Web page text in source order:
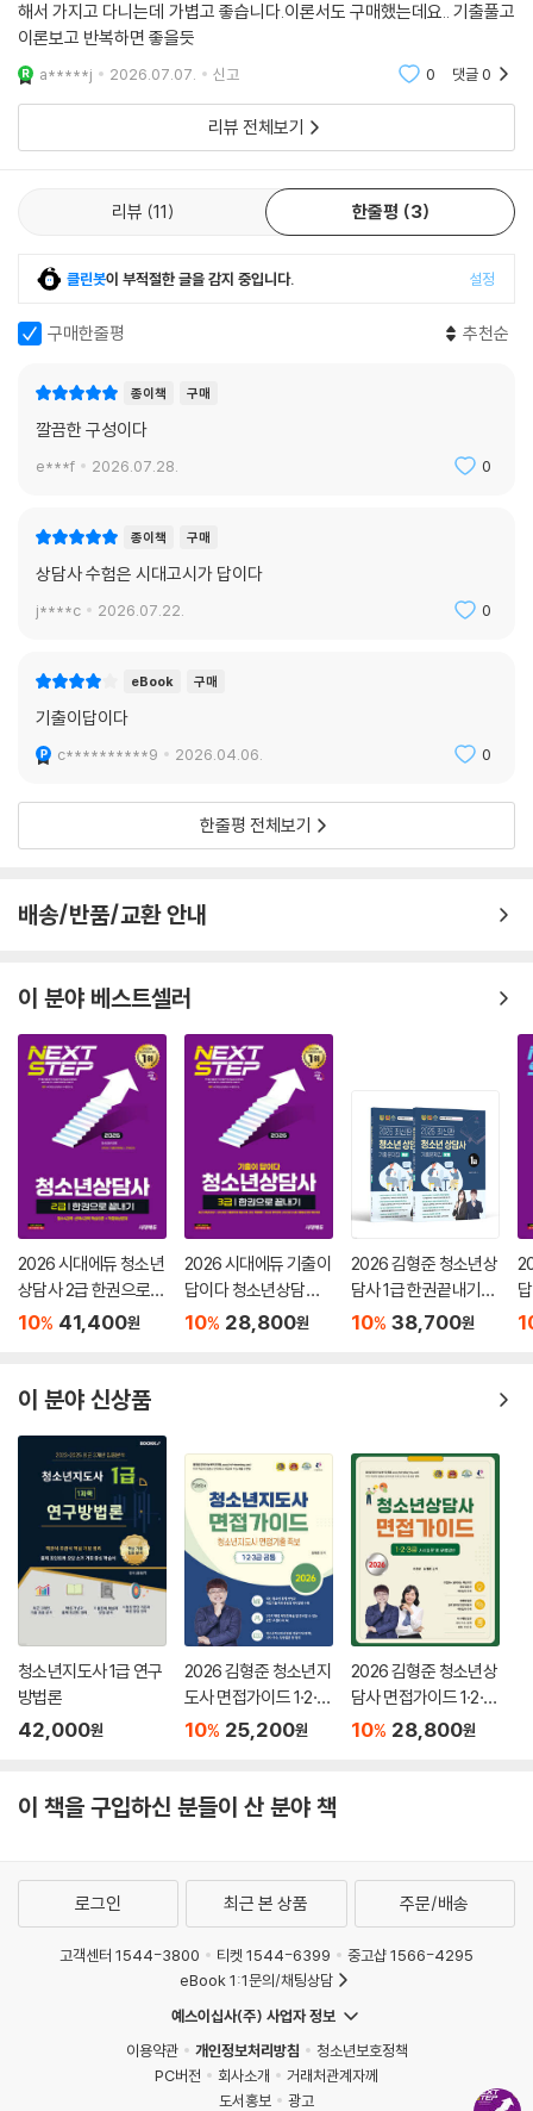
해서 가지고 다니는데 가볍고 좋습니다.이론서도 구매했는데요.. 기출풀고
이론보고 반복하면 좋을듯
a*****j 2026.07.07. 신고 0 댓글0
리뷰 전체보기
리뷰 11 한줄평 3
클린봇이 부적절한 글을 감지 중입니다. 설정
구매한줄평 추천순
종이책 구매
깔끔한 구성이다
e***f 2026.07.28. 0
종이책 구매
상담사 수험은 시대고시가 답이다
j****c 2026.07.22. 0
eBook 구매
기출이답이다
c**********9 2026.04.06. 0
한줄평 전체보기
배송/반품/교환 안내
이 분야 베스트셀러
2026 시대에듀 청소년
상담사 2급 한권으로
끝내기
10% 41,400원
2026 시대에듀 기출이
답이다 청소년상담사 3
급 한권으로 끝내기
10% 28,800원
2026 김형준 청소년상
담사 1급 한권끝내기
+기출문제집 문제&해
10% 38,700원
이 분야 신상품
청소년지도사 1급 연구
방법론
42,000원
2026 김형준 청소년지
도사 면접가이드 1·2·3
급
10% 25,200원
2026 김형준 청소년상
담사 면접가이드 1·2·3
급 사례질문 및 모범답
10% 28,800원
이 책을 구입하신 분들이 산 분야 책
로그인 최근 본 상품 주문/배송
고객센터 1544-3800 티켓 1544-6399
중고샵 1566-4295
eBook 1:1문의/채팅상담
예스이십사(주) 사업자 정보
이용약관
개인정보처리방침
청소년보호정책
PC버전
회사소개
거래처관계자께
도서홍보
광고